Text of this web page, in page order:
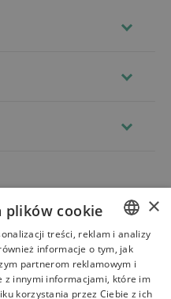
POLISH
BULGARIAN
×
plików cookie
treści, reklam i analizy
informacje o tym, jak
partnerom reklamowym i
z innymi informacjami, które im
korzystania przez Ciebie z ich